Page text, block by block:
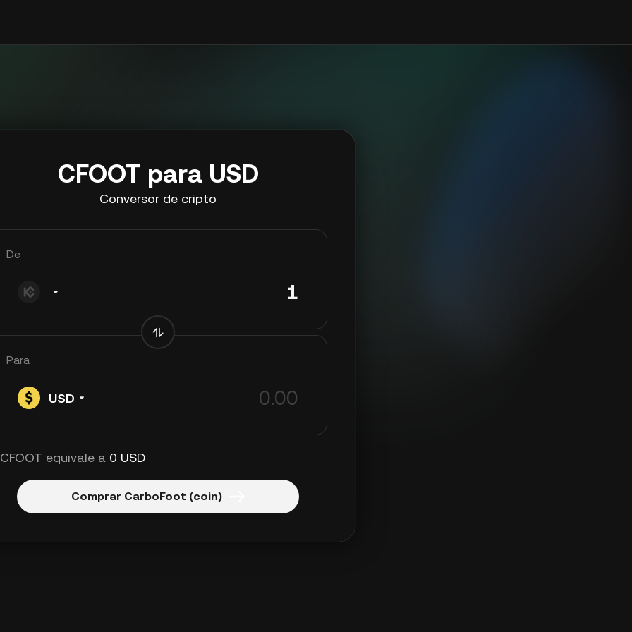
CFOOT para USD
Conversor de cripto
De
Para
USD
equivale a 0 USD
Comprar CarboFoot (coin)